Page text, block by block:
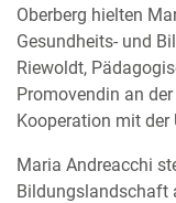
Oberberg hielten
Gesundheits- und
Riewoldt,
Promovendin an
Kooperation mit der
Maria Andreacchi
Bildungslandschaft